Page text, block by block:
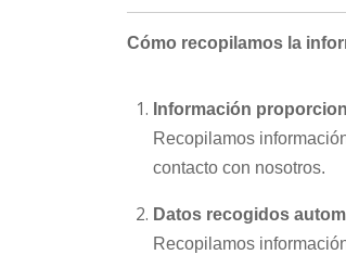
Cómo recopilamos la
Información
Recopilamos
contacto con nosotros.
Datos recogidos
Recopilamos